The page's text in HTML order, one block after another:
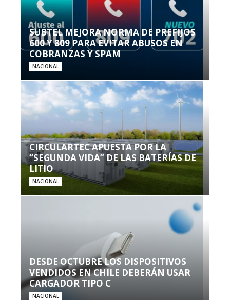
SUBTEL MEJORA NORMA DE PREFIJOS
600 Y 809 PARA EVITAR ABUSOS EN
COBRANZAS Y SPAM
NACIONAL
CIRCULARTEC APUESTA POR LA
“SEGUNDA VIDA” DE LAS BATERÍAS DE
LITIO
NACIONAL
DESDE OCTUBRE LOS DISPOSITIVOS
VENDIDOS EN CHILE DEBERÁN USAR
CARGADOR TIPO C
NACIONAL